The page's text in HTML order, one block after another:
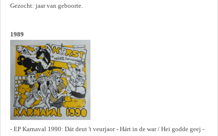
Gezocht: jaar van geboorte.
1989
- EP Karnaval 1990: Dát deut 't veurjaor - Hárt in de war / Hei godde geej -